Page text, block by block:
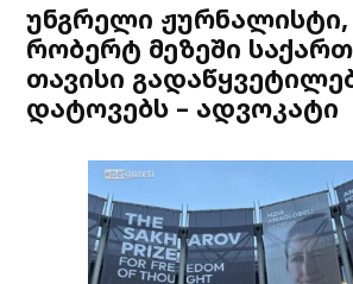
უნგრელი
რობერტ მეზეში
თავისი
დატოვებს – ადვოკატი